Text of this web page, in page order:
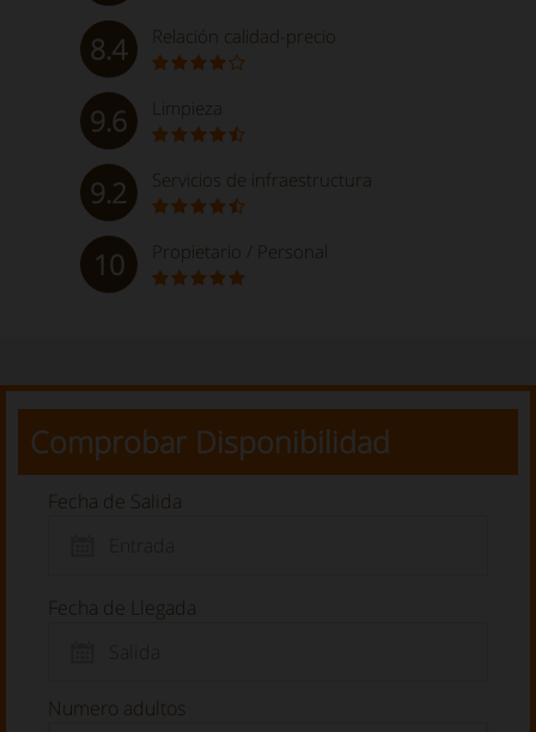
8.4 Relación calidad-precio
9.6 Limpieza
9.2 Servicios de infraestructura
10 Propietario / Personal
Comprobar Disponibilidad
Fecha de Salida
Fecha de Llegada
Numero adultos